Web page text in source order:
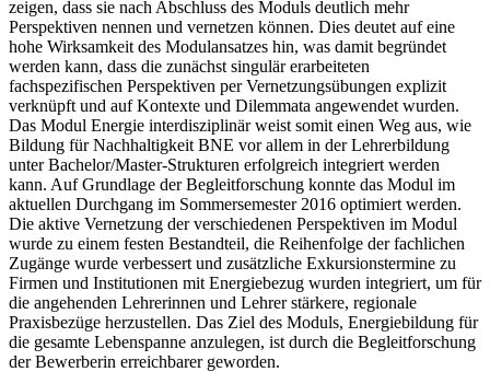
zeigen, dass sie nach Abschluss des Moduls deutlich mehr
Perspektiven nennen und vernetzen können. Dies deutet auf eine
hohe Wirksamkeit des Modulansatzes hin, was damit begründet
werden kann, dass die zunächst singulär erarbeiteten
fachspezifischen Perspektiven per Vernetzungsübungen explizit
verknüpft und auf Kontexte und Dilemmata angewendet wurden.
Das Modul Energie interdisziplinär weist somit einen Weg aus, wie
Bildung für Nachhaltigkeit BNE vor allem in der Lehrerbildung
unter Bachelor/Master-Strukturen erfolgreich integriert werden
kann. Auf Grundlage der Begleitforschung konnte das Modul im
aktuellen Durchgang im Sommersemester 2016 optimiert werden.
Die aktive Vernetzung der verschiedenen Perspektiven im Modul
wurde zu einem festen Bestandteil, die Reihenfolge der fachlichen
Zugänge wurde verbessert und zusätzliche Exkursionstermine zu
Firmen und Institutionen mit Energiebezug wurden integriert, um für
die angehenden Lehrerinnen und Lehrer stärkere, regionale
Praxisbezüge herzustellen. Das Ziel des Moduls, Energiebildung für
die gesamte Lebenspanne anzulegen, ist durch die Begleitforschung
der Bewerberin erreichbarer geworden.